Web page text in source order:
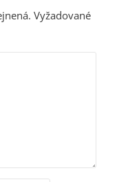
Vyžadované